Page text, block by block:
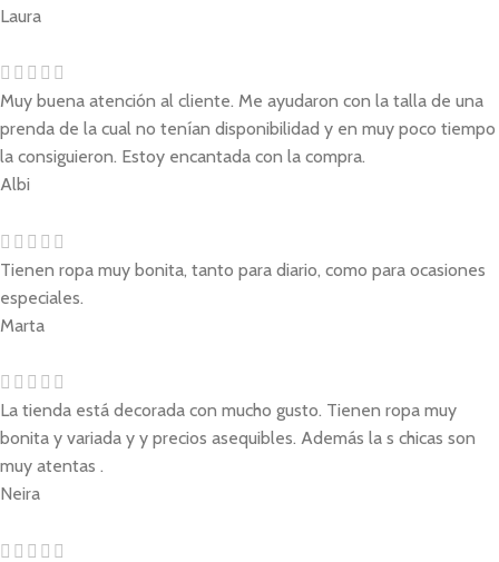
Laura
Muy buena atención al cliente. Me ayudaron con la talla de una
prenda de la cual no tenían disponibilidad y en muy poco tiempo
la consiguieron. Estoy encantada con la compra.
Albi
Tienen ropa muy bonita, tanto para diario, como para ocasiones
especiales.
Marta
La tienda está decorada con mucho gusto. Tienen ropa muy
bonita y variada y y precios asequibles. Además la s chicas son
muy atentas .
Neira